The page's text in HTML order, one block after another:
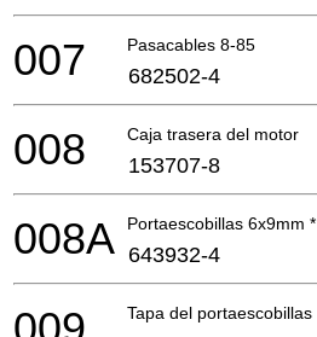
Pasacables 8-85
007 682502-4
Caja trasera del motor
008 153707-8
Portaescobillas 6x9mm *
008A 643932-4
Tapa del portaescobillas